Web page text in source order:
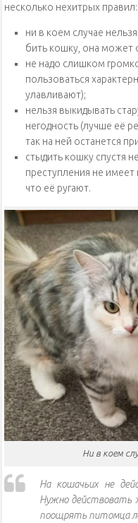
несколько нехитрых правил:
ни в коем случае
бить кошку, она может
не надо слишком
пользоваться
улавливают);
нельзя выкидывать
негодность (лучше её
так на ней останется
стыдить кошку спустя
преступления не
что её ругают.
Ни в коем
На кошачьих не
Нужно действовать
поощрять питомца